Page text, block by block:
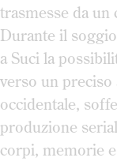
trasmesse da un
Durante il
a Suci la
verso un
occidentale,
produzione
corpi, memorie